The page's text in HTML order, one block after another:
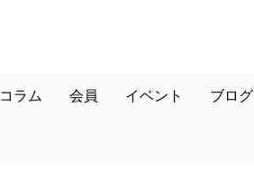
コラム 会員 イベント ブログ